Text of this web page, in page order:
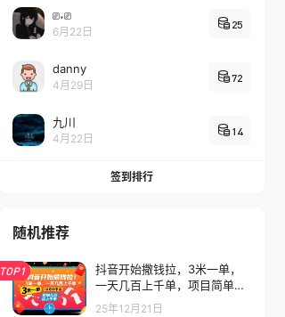
⎚˕⎚
6月22日
25
danny
4月29日
72
九川
4月22日
14
签到排行
随机推荐
TOP1
抖音开始撒钱拉，3米一单，
一天几百上千单，项目简单，1
0分钟学会
25年12月21日